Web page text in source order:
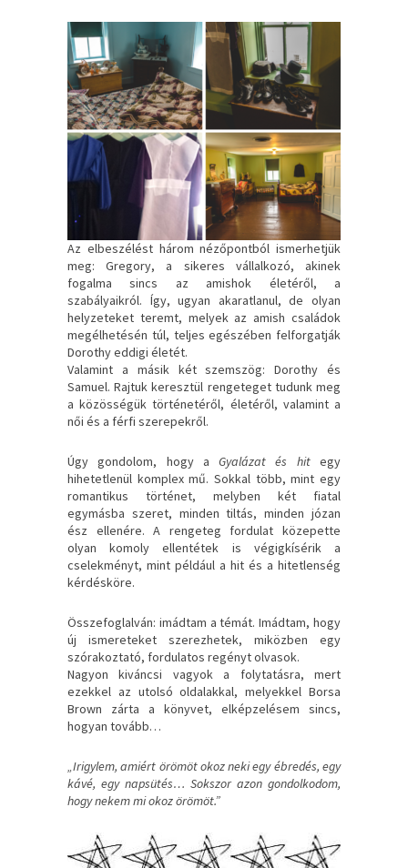
Az elbeszélést három nézőpontból ismerhetjük
meg: Gregory, a sikeres vállalkozó, akinek
fogalma sincs az amishok életéről, a
szabályaikról. Így, ugyan akaratlanul, de olyan
helyzeteket teremt, melyek az amish családok
megélhetésén túl, teljes egészében felforgatják
Dorothy eddigi életét.
Valamint a másik két szemszög: Dorothy és
Samuel. Rajtuk keresztül rengeteget tudunk meg
a közösségük történetéről, életéről, valamint a
női és a férfi szerepekről.
Úgy gondolom, hogy aGyalázat és hitegy
hihetetlenül komplex mű. Sokkal több, mint egy
romantikus történet, melyben két fiatal
egymásba szeret, minden tiltás, minden józan
ész ellenére. A rengeteg fordulat közepette
olyan komoly ellentétek is végigkísérik a
cselekményt, mint például a hit és a hitetlenség
kérdésköre.
Összefoglalván: imádtam a témát. Imádtam, hogy
új ismereteket szerezhetek, miközben egy
szórakoztató, fordulatos regényt olvasok.
Nagyon kiváncsi vagyok a folytatásra, mert
ezekkel az utolsó oldalakkal, melyekkel Borsa
Brown zárta a könyvet, elképzelésem sincs,
hogyan tovább…
„Irigylem, amiért örömöt okoz neki egy ébredés, egy
kávé, egy napsütés… Sokszor azon gondolkodom,
hogy nekem mi okoz örömöt.”